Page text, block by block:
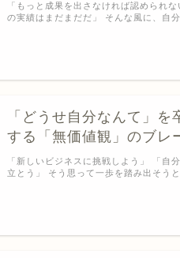
「もっと成果を出さなければ認められ
の実績はまだまだだ」 そんな風に、自
「どうせ自分なんて」
する「無価値観」のブレ
「新しいビジネスに挑戦しよう」 「自
立とう」 そう思って一歩を踏み出そう